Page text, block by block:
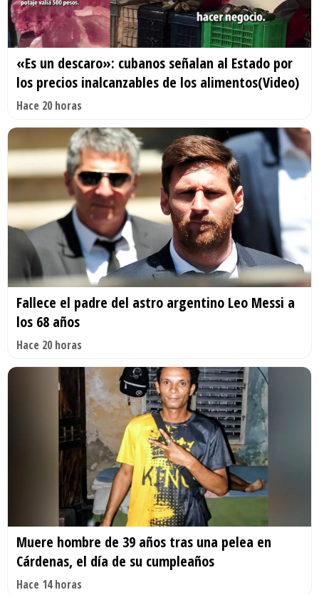
«Es un descaro»: cubanos señalan al Estado por
los precios inalcanzables de los alimentos(Video)
Hace 20 horas
Fallece el padre del astro argentino Leo Messi a
los 68 años
Hace 20 horas
Muere hombre de 39 años tras una pelea en
Cárdenas, el día de su cumpleaños
Hace 14 horas